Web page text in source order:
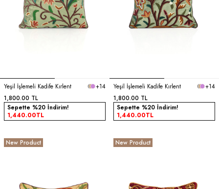
Yeşil İşlemeli Kadife Kırlent
+14
1,800.00 TL
Sepette %20 İndirim!
1,440.00TL
Yeşil İşlemeli Kadife Kırlent
+14
1,800.00 TL
Sepette %20 İndirim!
1,440.00TL
New Product New Product